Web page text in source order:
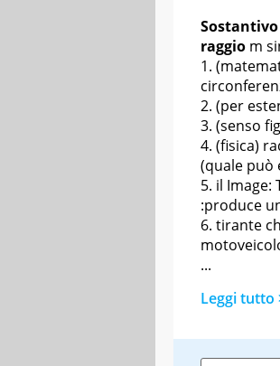
Sostantivo
raggio m
(per
(senso
(fisica)
(quale può
il Image:
:produce
tirante
...
Leggi tutto